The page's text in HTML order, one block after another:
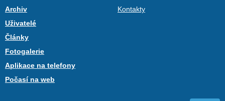
Archiv
Uživatelé
Články
Fotogalerie
Aplikace na telefony
Počasí na web
Kontakty